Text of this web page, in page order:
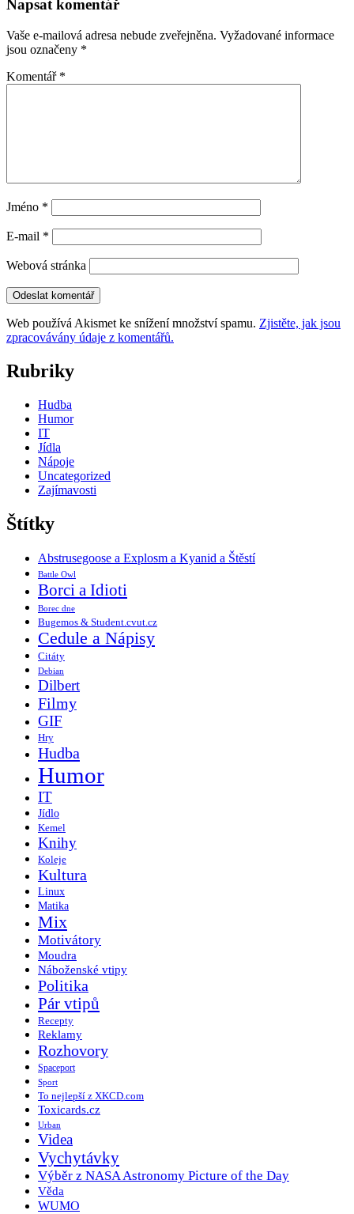
příspěvky
Napsat komentář
Vaše e-mailová adresa nebude zveřejněna. Vyžadované informace
jsou označeny *
Komentář *
Jméno *
E-mail *
Webová stránka
Web používá Akismet ke snížení množství spamu. Zjistěte, jak jsou
zpracovávány údaje z komentářů.
Rubriky
Hudba
Humor
IT
Jídla
Nápoje
Uncategorized
Zajímavosti
Štítky
Abstrusegoose a Explosm a Kyanid a Štěstí
Battle Owl
Borci a Idioti
Borec dne
Bugemos & Student.cvut.cz
Cedule a Nápisy
Citáty
Debian
Dilbert
Filmy
GIF
Hry
Hudba
Humor
IT
Jídlo
Kemel
Knihy
Koleje
Kultura
Linux
Matika
Mix
Motivátory
Moudra
Náboženské vtipy
Politika
Pár vtipů
Recepty
Reklamy
Rozhovory
Spaceport
Sport
To nejlepší z XKCD.com
Toxicards.cz
Urban
Videa
Vychytávky
Výběr z NASA Astronomy Picture of the Day
Věda
WUMO